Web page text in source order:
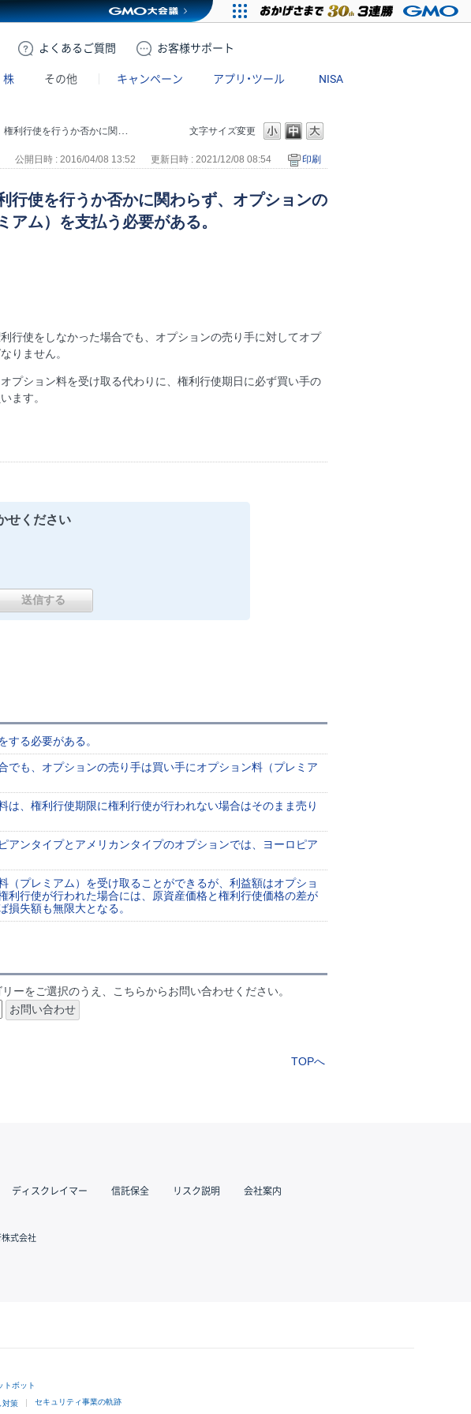
よくある ご質問 お客様サポート
株 その他 キャンペーン アプリ・ツール NISA
文字サイズ変更
ョンの売り手にオプション料（プレミアム）を支払う必要がある。
公開日時 : 2016/04/08 13:52 更新日時 : 2021/12/08 08:54 印刷
行使を行うか否かに関わらず、オプションの
ム）を支払う必要がある。
行使をしなかった場合でも、オプションの売り手に対してオプ
りません。
プション料を受け取る代わりに、権利行使期日に必ず買い手の
ます。
せください
する必要がある。
でも、オプションの売り手は買い手にオプション料（プレミア
は、権利行使期限に権利行使が行われない場合はそのまま売り
アンタイプとアメリカンタイプのオプションでは、ヨーロピア
（プレミアム）を受け取ることができるが、利益額はオプショ
利行使が行われた場合には、原資産価格と権利行使価格の差が
失額も無限大となる。
ーをご選択のうえ、こちらからお問い合わせください。
TOPへ
ディスクレイマー 信託保全 リスク説明 会社案内
株式会社
トボット
対策 セキュリティ事業の軌跡